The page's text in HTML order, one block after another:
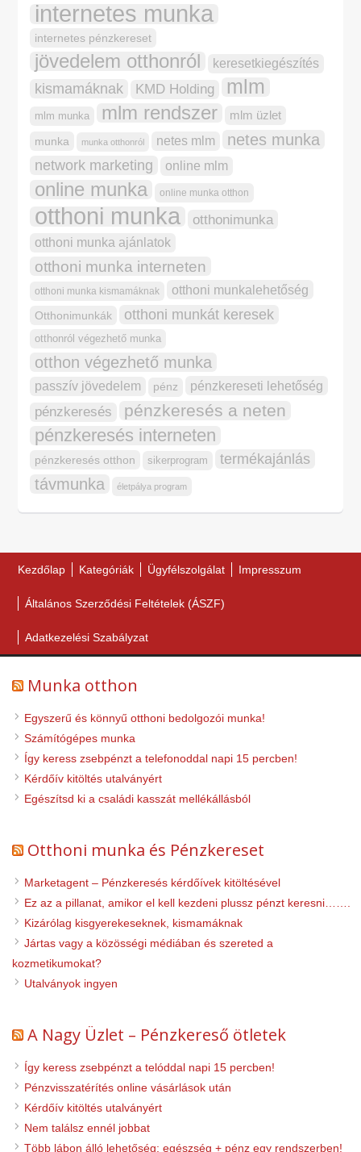
internetes munka
internetes pénzkereset
jövedelem otthonról keresetkiegészítés
kismamáknak KMD Holding mlm
mlm munka mlm rendszer mlm üzlet
munka munka otthonról netes mlm netes munka
network marketing online mlm
online munka online munka otthon
otthoni munka otthonimunka
otthoni munka ajánlatok
otthoni munka interneten
otthoni munka kismamáknak otthoni munkalehetőség
Otthonimunkák otthoni munkát keresek
otthonról végezhető munka
otthon végezhető munka
passzív jövedelem pénz pénzkereseti lehetőség
pénzkeresés pénzkeresés a neten
pénzkeresés interneten
pénzkeresés otthon sikerprogram termékajánlás
távmunka életpálya program
Kezdőlap Kategóriák Ügyfélszolgálat Impresszum
Általános Szerződési Feltételek (ÁSZF)
Adatkezelési Szabályzat
Munka otthon
Egyszerű és könnyű otthoni bedolgozói munka!
Számítógépes munka
Így keress zsebpénzt a telefonoddal napi 15 percben!
Kérdőív kitöltés utalványért
Egészítsd ki a családi kasszát mellékállásból
Otthoni munka és Pénzkereset
Marketagent – Pénzkeresés kérdőívek kitöltésével
Ez az a pillanat, amikor el kell kezdeni plussz pénzt keresni…….
Kizárólag kisgyerekeseknek, kismamáknak
Jártas vagy a közösségi médiában és szereted a
kozmetikumokat?
Utalványok ingyen
A Nagy Üzlet – Pénzkereső ötletek
Így keress zsebpénzt a telóddal napi 15 percben!
Pénzvisszatérítés online vásárlások után
Kérdőív kitöltés utalványért
Nem találsz ennél jobbat
Több lábon álló lehetőség: egészség + pénz egy rendszerben!